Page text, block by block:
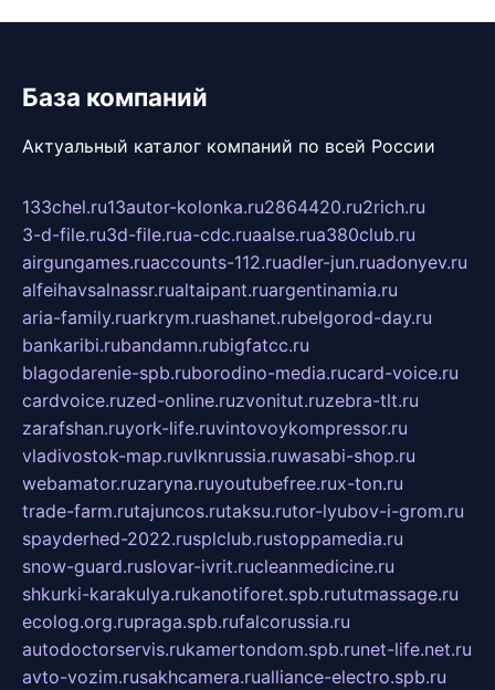
База компаний
Актуальный каталог компаний по всей России
133chel.ru13autor-kolonka.ru2864420.ru2rich.ru
3-d-file.ru3d-file.rua-cdc.ruaalse.rua380club.ru
airgungames.ruaccounts-112.ruadler-jun.ruadonyev.ru
alfeihavsalnassr.rualtaipant.ruargentinamia.ru
aria-family.ruarkrym.ruashanet.rubelgorod-day.ru
bankaribi.rubandamn.rubigfatcc.ru
blagodarenie-spb.ruborodino-media.rucard-voice.ru
cardvoice.ruzed-online.ruzvonitut.ruzebra-tlt.ru
zarafshan.ruyork-life.ruvintovoykompressor.ru
vladivostok-map.ruvlknrussia.ruwasabi-shop.ru
webamator.ruzaryna.ruyoutubefree.rux-ton.ru
trade-farm.rutajuncos.rutaksu.rutor-lyubov-i-grom.ru
spayderhed-2022.rusplclub.rustoppamedia.ru
snow-guard.ruslovar-ivrit.rucleanmedicine.ru
shkurki-karakulya.rukanotiforet.spb.rututmassage.ru
ecolog.org.rupraga.spb.rufalcorussia.ru
autodoctorservis.rukamertondom.spb.runet-life.net.ru
avto-vozim.rusakhcamera.rualliance-electro.spb.ru